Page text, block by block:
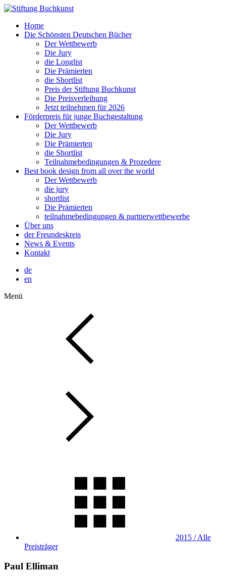
Home
Die Schönsten Deutschen Bücher
Der Wettbewerb
Die Jury
die Longlist
Die Prämierten
die Shortlist
Preis der Stiftung Buchkunst
Die Preisverleihung
Jetzt teilnehmen für 2026
Förderpreis für junge Buchgestaltung
Der Wettbewerb
Die Jury
Die Prämierten
die Shortlist
Teilnahmebedingungen & Prozedere
Best book design from all over the world
Der Wettbewerb
die jury
shortlist
Die Prämierten
teilnahmebedingungen & partnerwettbewerbe
Über uns
der Freundeskreis
News & Events
Kontakt
de
en
Menü
2015 / Alle
Preisträger
Paul Elliman